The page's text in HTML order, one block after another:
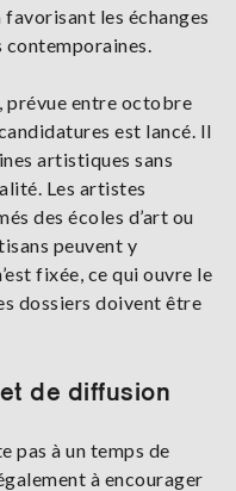
les échanges
prévue entre octobre
est lancé. Il
artistiques sans
Les artistes
des écoles d’art ou
peuvent y
fixée, ce qui ouvre le
dossiers doivent être
de diffusion
pas à un temps de
à encourager